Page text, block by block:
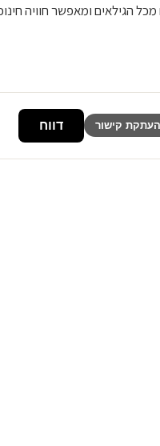
ומאפשר חוויה חינוכית
העתקת קישור דווח